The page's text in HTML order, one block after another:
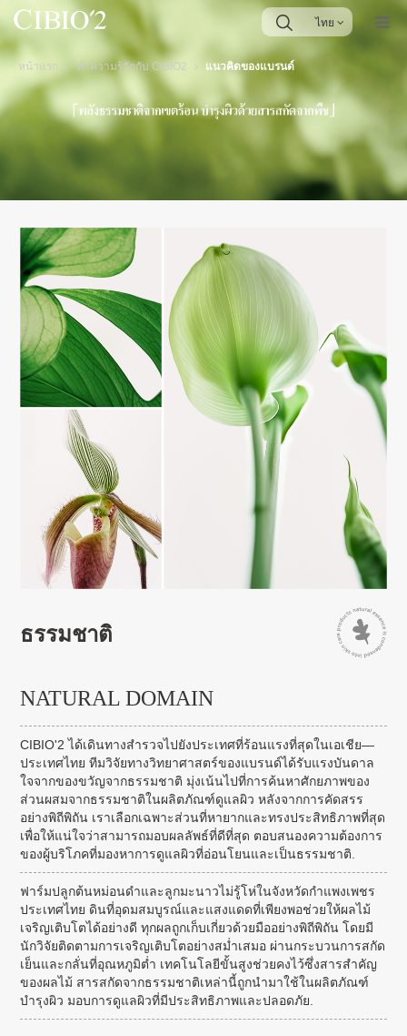
ไทย
หน้าแรก ทำความรู้จักกับ CIBIO2 แนวคิดของแบรนด์
ธรรมชาติ
NATURAL DOMAIN
CIBIO'2 ได้เดินทางสำรวจไปยังประเทศที่ร้อนแรงที่สุดในเอเชีย—
ประเทศไทย ทีมวิจัยทางวิทยาศาสตร์ของแบรนด์ได้รับแรงบันดาล
ใจจากของขวัญจากธรรมชาติ มุ่งเน้นไปที่การค้นหาศักยภาพของ
ส่วนผสมจากธรรมชาติในผลิตภัณฑ์ดูแลผิว หลังจากการคัดสรร
อย่างพิถีพิถัน เราเลือกเฉพาะส่วนที่หายากและทรงประสิทธิภาพที่สุด
เพื่อให้แน่ใจว่าสามารถมอบผลลัพธ์ที่ดีที่สุด ตอบสนองความต้องการ
ของผู้บริโภคที่มองหาการดูแลผิวที่อ่อนโยนและเป็นธรรมชาติ.
ฟาร์มปลูกต้นหม่อนดำและลูกมะนาวไม่รู้โห่ในจังหวัดกำแพงเพชร
ประเทศไทย ดินที่อุดมสมบูรณ์และแสงแดดที่เพียงพอช่วยให้ผลไม้
เจริญเติบโตได้อย่างดี ทุกผลถูกเก็บเกี่ยวด้วยมืออย่างพิถีพิถัน โดยมี
นักวิจัยติดตามการเจริญเติบโตอย่างสม่ำเสมอ ผ่านกระบวนการสกัด
เย็นและกลั่นที่อุณหภูมิต่ำ เทคโนโลยีขั้นสูงช่วยคงไว้ซึ่งสารสำคัญ
ของผลไม้ สารสกัดจากธรรมชาติเหล่านี้ถูกนำมาใช้ในผลิตภัณฑ์
บำรุงผิว มอบการดูแลผิวที่มีประสิทธิภาพและปลอดภัย.